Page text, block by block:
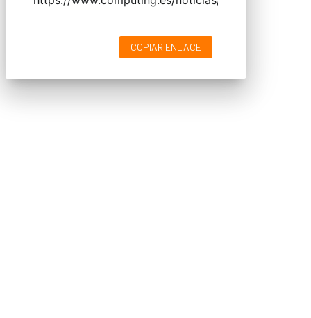
COPIAR ENLACE